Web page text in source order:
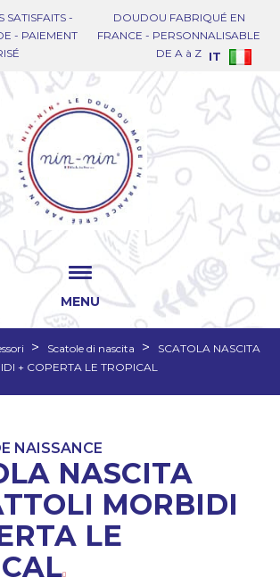
-
- PAIEMENT
DOUDOU FABRIQUÉ EN
FRANCE - PERSONNALISABLE
DE A à Z IT
MENU
Scatole di nascita
SCATOLA NASCITA
+ COPERTA LE TROPICAL
NAISSANCE
NASCITA
MORBIDI
LE